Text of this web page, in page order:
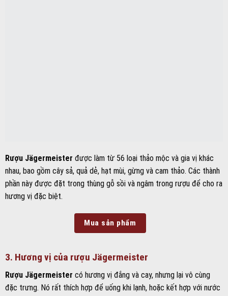
Rượu Jägermeister được làm từ 56 loại thảo mộc và gia vị khác
nhau, bao gồm cây sả, quả dẻ, hạt mùi, gừng và cam thảo. Các thành
phần này được đặt trong thùng gỗ sồi và ngâm trong rượu để cho ra
hương vị đặc biệt.
Mua sản phẩm
3. Hương vị của rượu Jägermeister
Rượu Jägermeister có hương vị đắng và cay, nhưng lại vô cùng
đặc trưng. Nó rất thích hợp để uống khi lạnh, hoặc kết hợp với nước